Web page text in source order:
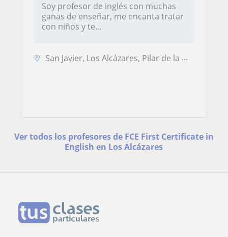
Soy profesor de inglés con muchas
ganas de enseñar, me encanta tratar
con niños y te...
San Javier, Los Alcázares, Pilar de la Horadada, San Pedro del Pinatar
Ver todos los profesores de FCE First Certificate in
English en Los Alcázares